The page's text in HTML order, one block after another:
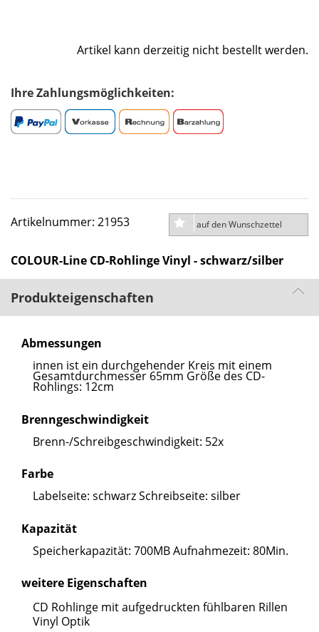
Artikel kann derzeitig nicht bestellt werden.
Ihre Zahlungsmöglichkeiten:
Artikelnummer: 21953 auf den Wunschzettel
COLOUR-Line CD-Rohlinge Vinyl - schwarz/silber
Produkteigenschaften
Abmessungen
innen ist ein durchgehender Kreis mit einem
Gesamtdurchmesser 65mm Größe des CD-
Rohlings: 12cm
Brenngeschwindigkeit
Brenn-/Schreibgeschwindigkeit: 52x
Farbe
Labelseite: schwarz Schreibseite: silber
Kapazität
Speicherkapazität: 700MB Aufnahmezeit: 80Min.
weitere Eigenschaften
CD Rohlinge mit aufgedruckten fühlbaren Rillen
Vinyl Optik